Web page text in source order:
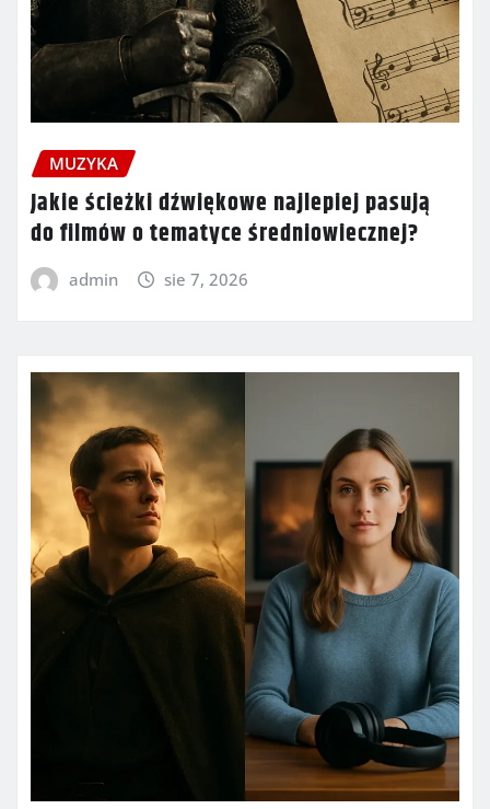
MUZYKA
Jakie ścieżki dźwiękowe najlepiej pasują
do filmów o tematyce średniowiecznej?
admin sie 7, 2026